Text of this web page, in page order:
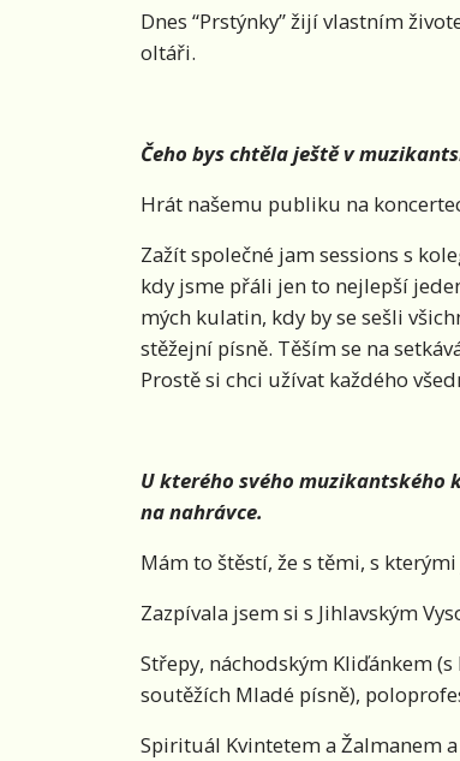
Dnes “Prstýnky” žijí vlastním
oltáři.
Čeho bys chtěla ještě v
Hrát našemu publiku na
Zažít společné jam sessions s
kdy jsme přáli jen to nejlepší
mých kulatin, kdy by se sešli
stěžejní písně. Těším se na
Prostě si chci užívat každého
U kterého svého muzikantského
na nahrávce.
Mám to štěstí, že s těmi, s
Zazpívala jsem si s Jihlavským
Střepy, náchodským Kliďánkem
soutěžích Mladé písně),
Spirituál Kvintetem a Žalmanem